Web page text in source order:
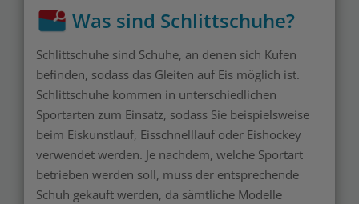
Was sind Schlittschuhe?
Schlittschuhe sind Schuhe, an denen sich Kufen
befinden, sodass das Gleiten auf Eis möglich ist.
Schlittschuhe kommen in unterschiedlichen
Sportarten zum Einsatz, sodass Sie beispielsweise
beim Eiskunstlauf, Eisschnelllauf oder Eishockey
verwendet werden. Je nachdem, welche Sportart
betrieben werden soll, muss der entsprechende
Schuh gekauft werden, da sämtliche Modelle